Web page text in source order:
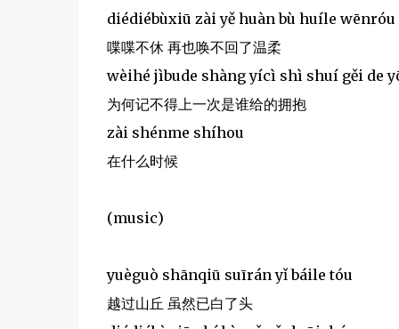
diédiébùxiū zài yě huàn bù huíle wēnróu
喋喋不休 再也唤不回了温柔
wèihé jìbude shàng yícì shì shuí gěi de
为何记不得上一次是谁给的拥抱
zài shénme shíhou
在什么时候
(music)
yuèguò shānqiū suīrán yǐ báile tóu
越过山丘 虽然已白了头